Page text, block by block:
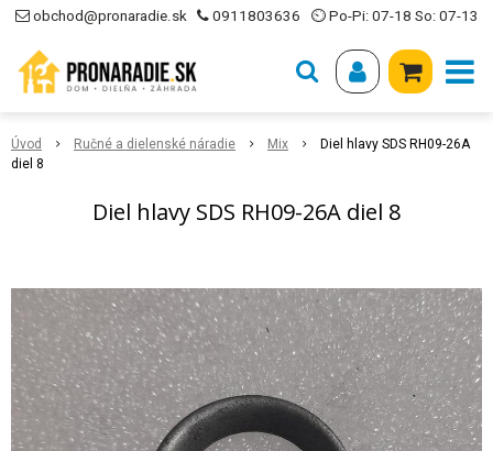
obchod@pronaradie.sk 0911803636 ⏲ Po-Pi: 07-18 So: 07-13
Úvod Ručné a dielenské náradie Mix
Diel hlavy SDS RH09-26A
diel 8
Diel hlavy SDS RH09-26A diel 8